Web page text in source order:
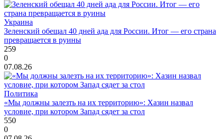
Украина
Зеленский обещал 40 дней ада для России. Итог — его страна
превращается в руины
259
0
07.08.26
Политика
«Мы должны залезть на их территорию»: Хазин назвал
условие, при котором Запад сядет за стол
550
0